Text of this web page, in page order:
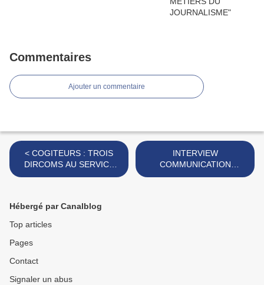
Commentaires
Ajouter un commentaire
< COGITEURS : TROIS
DIRCOMS AU SERVICE
DES DIRCOMS
INTERVIEW
COMMUNICATION
PUBLIQUE >
Hébergé par Canalblog
Top articles
Pages
Contact
Signaler un abus